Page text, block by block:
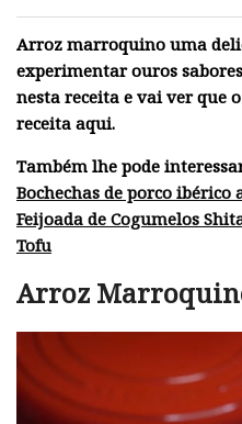
Arroz marroquino uma
experimentar ouros
nesta receita e vai ver que
receita aqui.
Também lhe pode
Bochechas de porco ibérico
Feijoada de Cogumelos
Tofu
Arroz